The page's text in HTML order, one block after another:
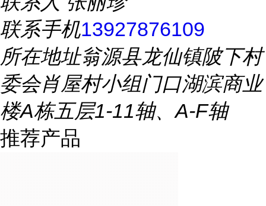
联系手机13927876109
所在地址翁源县龙仙镇陂下村
委会肖屋村小组门口湖滨商业
楼A栋五层1-11轴、A-F轴
推荐产品